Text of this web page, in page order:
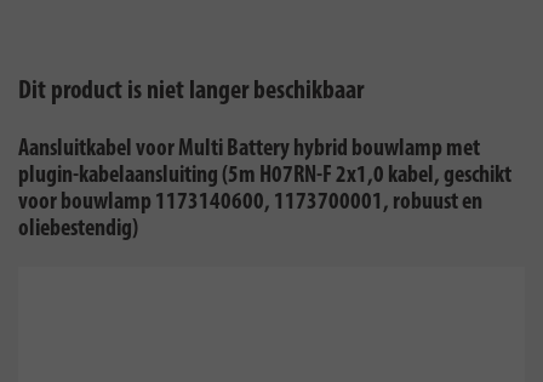
Dit product is niet langer beschikbaar
Aansluitkabel voor Multi Battery hybrid bouwlamp met
plugin-kabelaansluiting (5m H07RN-F 2x1,0 kabel, geschikt
voor bouwlamp 1173140600, 1173700001, robuust en
oliebestendig)